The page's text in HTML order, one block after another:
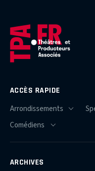
ACCÈS RAPIDE
ARCHIVES